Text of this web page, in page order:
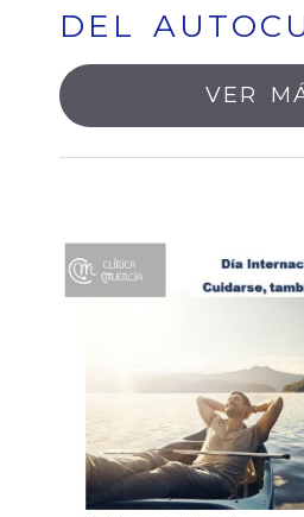
DEL
VER